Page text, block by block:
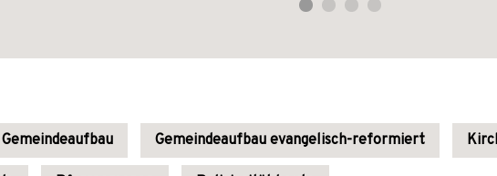
Gemeindeaufbau Gemeindeaufbau evangelisch-reformiert